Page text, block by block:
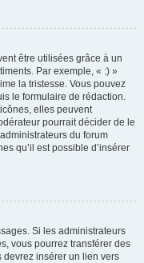
être utilisées grâce à un
Par exemple, « :) »
la tristesse. Vous pouvez
le formulaire de rédaction.
elles peuvent
pourrait décider de le
du forum
qu’il est possible d’insérer
Si les administrateurs
vous pourrez transférer des
devrez insérer un lien vers